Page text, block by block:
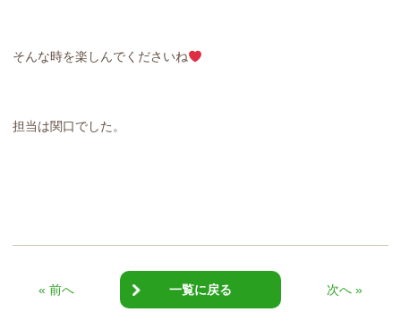
そんな時を楽しんでくださいね
担当は関口でした。
« 前へ 一覧に戻る 次へ »